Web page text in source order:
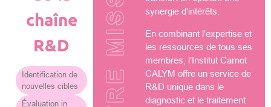
chaîne
R&D
Identification de
nouvelles cibles
Évaluation in
synergie d’intérêts.
En combinant l’expertise et
les ressources de tous ses
membres, l’Institut Carnot
CALYM offre un service de
R&D unique dans le
diagnostic et le traitement